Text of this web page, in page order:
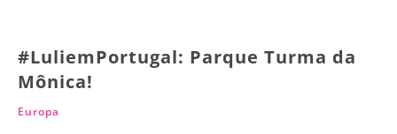
#LuliemPortugal: Parque Turma da
Mônica!
Europa